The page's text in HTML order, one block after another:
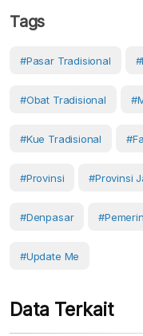
Tags
#Pasar Tradisional
#Obat Tradisional
#kue Tradisional
#Provinsi #provinsi
#Denpasar
#Update Me
Data Terkait